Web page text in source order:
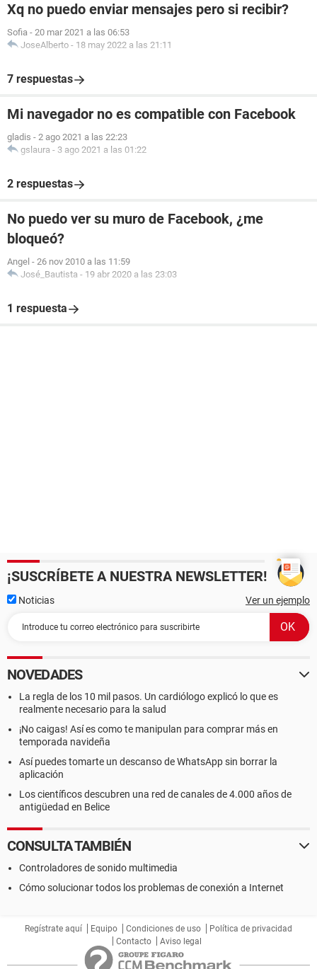
Xq no puedo enviar mensajes pero si recibir?
Sofia - 20 mar 2021 a las 06:53
JoseAlberto - 18 may 2022 a las 21:11
7 respuestas
Mi navegador no es compatible con Facebook
gladis - 2 ago 2021 a las 22:23
gslaura - 3 ago 2021 a las 01:22
2 respuestas
No puedo ver su muro de Facebook, ¿me
bloqueó?
Angel - 26 nov 2010 a las 11:59
José_Bautista - 19 abr 2020 a las 23:03
1 respuesta
¡SUSCRÍBETE A NUESTRA NEWSLETTER!
Noticias Ver un ejemplo
NOVEDADES
La regla de los 10 mil pasos. Un cardiólogo explicó lo que es
realmente necesario para la salud
¡No caigas! Así es como te manipulan para comprar más en
temporada navideña
Así puedes tomarte un descanso de WhatsApp sin borrar la
aplicación
Los científicos descubren una red de canales de 4.000 años de
antigüedad en Belice
CONSULTA TAMBIÉN
Controladores de sonido multimedia
Cómo solucionar todos los problemas de conexión a Internet
Regístrate aquí Equipo Condiciones de uso
Política de privacidad
Contacto
Aviso legal